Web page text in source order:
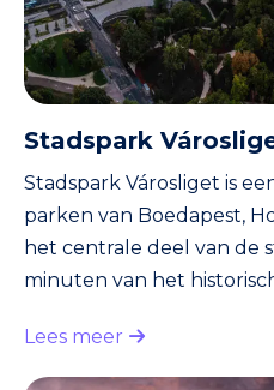
Stadspark
Stadspark Városliget is
parken van Boedapest,
het centrale deel van de
minuten van het
park is een populaire
toeristen als lokale
Lees meer